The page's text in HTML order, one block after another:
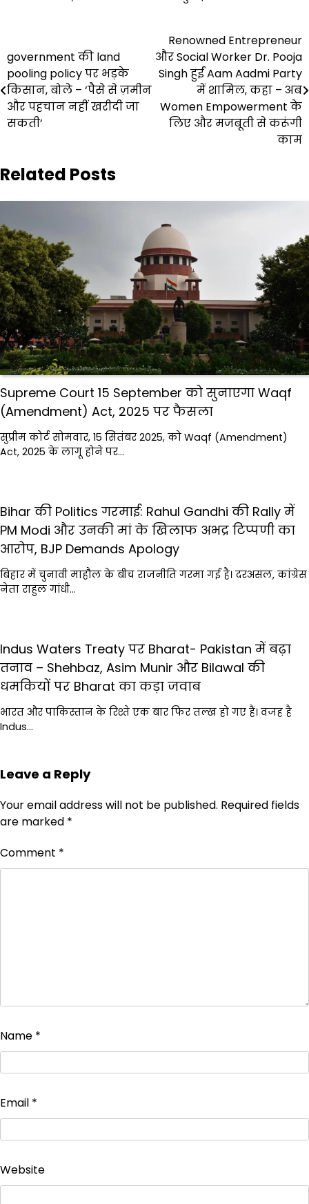
navigation
government की land
pooling policy पर भड़के
किसान, बोले – ‘पैसे से ज़मीन
और पहचान नहीं खरीदी जा
सकती’
Renowned Entrepreneur
और Social Worker Dr. Pooja
Singh हुईं Aam Aadmi Party
में शामिल, कहा – अब
Women Empowerment के
लिए और मजबूती से करूंगी
काम
Related Posts
Supreme Court 15 September को सुनाएगा Waqf
(Amendment) Act, 2025 पर फैसला
सुप्रीम कोर्ट सोमवार, 15 सितंबर 2025, को Waqf (Amendment)
Act, 2025 के लागू होने पर…
Bihar की Politics गरमाई: Rahul Gandhi की Rally में
PM Modi और उनकी मां के खिलाफ अभद्र टिप्पणी का
आरोप, BJP Demands Apology
बिहार में चुनावी माहौल के बीच राजनीति गरमा गई है। दरअसल, कांग्रेस
नेता राहुल गांधी…
Indus Waters Treaty पर Bharat- Pakistan में बढ़ा
तनाव – Shehbaz, Asim Munir और Bilawal की
धमकियों पर Bharat का कड़ा जवाब
भारत और पाकिस्तान के रिश्ते एक बार फिर तल्ख हो गए हैं। वजह है
Indus…
Leave a Reply
Your email address will not be published. Required fields
are marked *
Comment *
Name *
Email *
Website